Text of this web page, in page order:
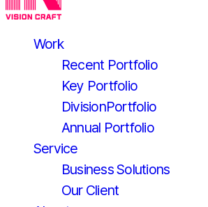
Work
Recent Portfolio
Key Portfolio
DivisionPortfolio
Annual Portfolio
Service
Business Solutions
Our Client